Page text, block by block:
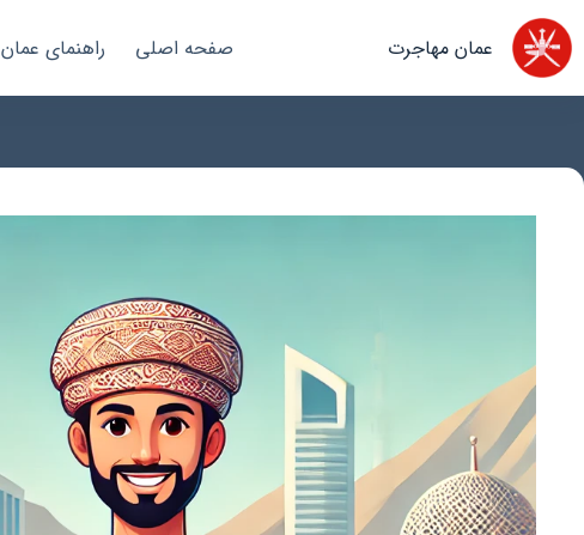
پرش
به
محتوا
عمان مهاجرت صفحه اصلی راهنمای عمان